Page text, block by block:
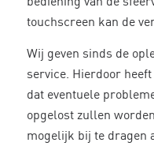
bediening van de
touchscreen kan de
Wij geven sinds de
service. Hierdoor
dat eventuele
opgelost zullen
mogelijk bij te dragen